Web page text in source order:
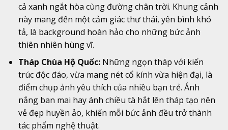
cả xanh ngắt hòa cùng đường chân trời. Khung cảnh
này mang đến một cảm giác thư thái, yên bình khó
tả, là background hoàn hảo cho những bức ảnh
thiên nhiên hùng vĩ.
Tháp Chùa Hộ Quốc:Những ngọn tháp với kiến
trúc độc đáo, vừa mang nét cổ kính vừa hiện đại, là
điểm chụp ảnh yêu thích của nhiều bạn trẻ. Ánh
nắng ban mai hay ánh chiều tà hắt lên tháp tạo nên
vẻ đẹp huyền ảo, khiến mỗi bức ảnh đều trở thành
tác phẩm nghệ thuật.